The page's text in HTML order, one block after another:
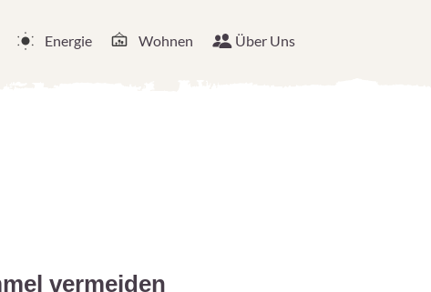
Energie Wohnen Über Uns
vermeiden